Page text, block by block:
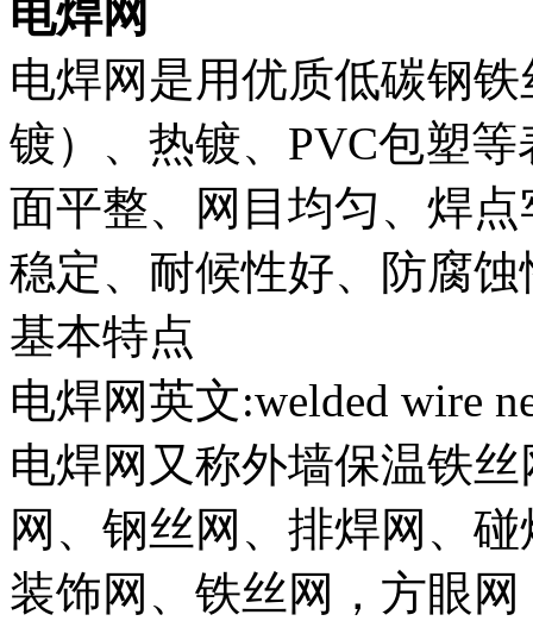
电焊网
电焊网是用优质低碳钢
镀）、热镀、PVC包塑
面平整、网目均匀、焊
稳定、耐候性好、防腐蚀
基本特点
电焊网英文:welded wire
电焊网又称外墙保温铁
网、钢丝网、排焊网、
装饰网、铁丝网，方眼